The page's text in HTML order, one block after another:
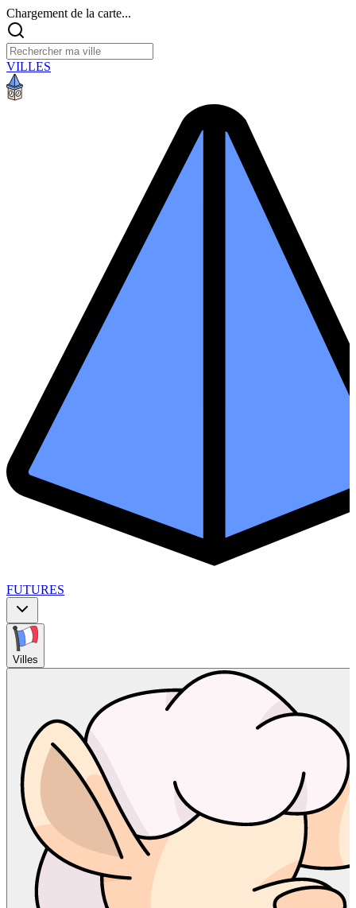
Chargement de la carte...
VILLES
FUTURES
Villes